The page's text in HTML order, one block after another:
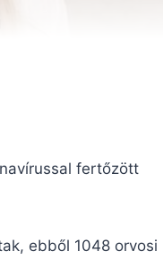
fertőzött
ebből 1048 orvosi